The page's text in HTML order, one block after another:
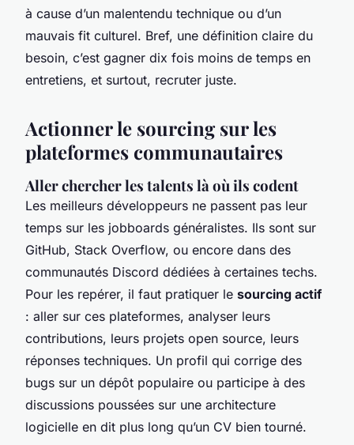
à cause d’un malentendu technique ou d’un
mauvais fit culturel. Bref, une définition claire du
besoin, c’est gagner dix fois moins de temps en
entretiens, et surtout, recruter juste.
Actionner le sourcing sur les
plateformes communautaires
Aller chercher les talents là où ils codent
Les meilleurs développeurs ne passent pas leur
temps sur les jobboards généralistes. Ils sont sur
GitHub, Stack Overflow, ou encore dans des
communautés Discord dédiées à certaines techs.
Pour les repérer, il faut pratiquer le sourcing actif
: aller sur ces plateformes, analyser leurs
contributions, leurs projets open source, leurs
réponses techniques. Un profil qui corrige des
bugs sur un dépôt populaire ou participe à des
discussions poussées sur une architecture
logicielle en dit plus long qu’un CV bien tourné.